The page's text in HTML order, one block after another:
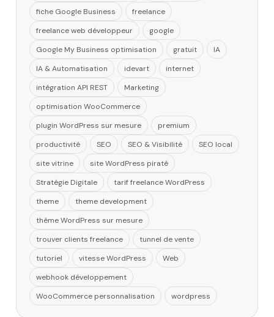
fiche Google Business
freelance
freelance web développeur
google
Google My Business optimisation
gratuit
IA
IA & Automatisation
idevart
internet
intégration API REST
Marketing
optimisation WooCommerce
plugin WordPress sur mesure
premium
productivité
SEO SEO & Visibilité
SEO local
site vitrine
site WordPress piraté
Stratégie Digitale
tarif freelance WordPress
theme
theme development
thème WordPress sur mesure
trouver clients freelance
tunnel de vente
tutoriel
vitesse WordPress
Web
webhook développement
WooCommerce personnalisation
wordpress